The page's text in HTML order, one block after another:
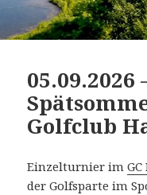
05.09.2026
Golfclub
Einzelturnier im
der Golfsparte im